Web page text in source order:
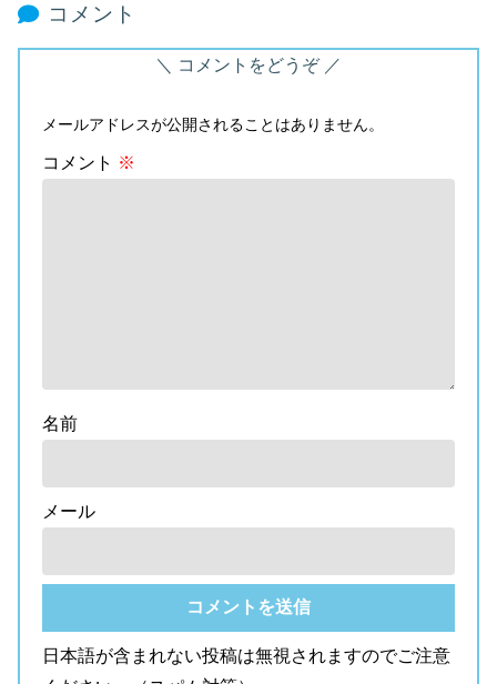
コメント
コメントをどうぞ
メールアドレスが公開されることはありません。
コメント ※
名前
メール
日本語が含まれない投稿は無視されますのでご注意